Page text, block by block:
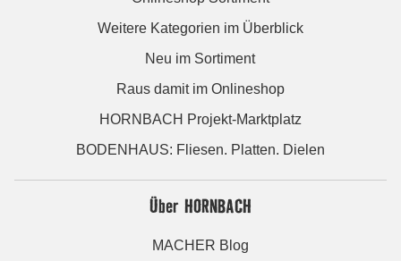
Weitere Kategorien im Überblick
Neu im Sortiment
Raus damit im Onlineshop
HORNBACH Projekt-Marktplatz
BODENHAUS: Fliesen. Platten. Dielen
Über HORNBACH
MACHER Blog